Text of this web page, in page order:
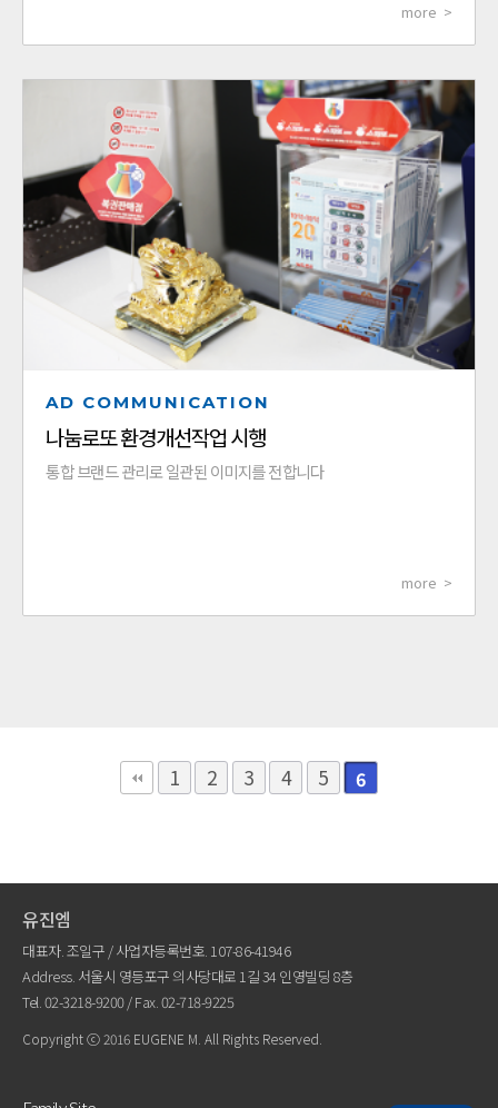
more >
AD COMMUNICATION
나눔로또 환경개선작업 시행
통합 브랜드 관리로 일관된 이미지를 전합니다
more >
1 2 3 4 5 6
유진엠
대표자. 조일구 / 사업자등록번호. 107-86-41946
Address. 서울시 영등포구 의사당대로 1길 34 인영빌딩 8층
Tel. 02-3218-9200/ Fax. 02-718-9225
Copyright ⓒ 2016 EUGENE M. All Rights Reserved.